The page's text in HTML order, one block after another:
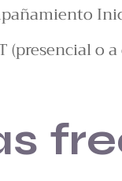
(presencial o